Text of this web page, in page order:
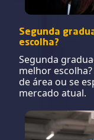
Segunda
escolha?
Segunda
melhor
de área ou se
mercado atual.